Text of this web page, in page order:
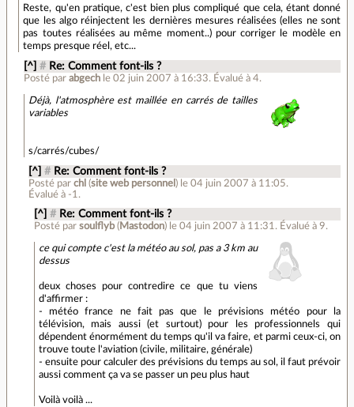
Reste, qu'en pratique, c'est bien plus compliqué que cela, étant donné
que les algo réinjectent les dernières mesures réalisées (elles ne sont
pas toutes réalisées au même moment..) pour corriger le modèle en
temps presque réel, etc...
[^] # Re: Comment font-ils ?
Posté par abgech le 02 juin 2007 à 16:33. Évalué à 4.
Déjà, l'atmosphère est maillée en carrés de tailles
variables
s/carrés/cubes/
[^] # Re: Comment font-ils ?
Posté parchl (site web personnel ) le 04 juin 2007 à 11:05.
Évalué à -1 .
[^] # Re: Comment font-ils ?
Posté par soulflyb(Mastodon) le 04 juin 2007 à 11:31 . Évalué à 9.
ce qui compte c'est la météo au sol, pas a 3 km au
dessus
deux choses pour contredire ce que tu viens
d'affirmer :
- météo france ne fait pas que le prévisions météo pour la
télévision, mais aussi (et surtout) pour les professionnels qui
dépendent énormément du temps qu'il va faire, et parmi ceux-ci, on
trouve toute l'aviation (civile, militaire, générale)
- ensuite pour calculer des prévisions du temps au sol, il faut prévoir
aussi comment ça va se passer un peu plus haut
Voilà voilà ...